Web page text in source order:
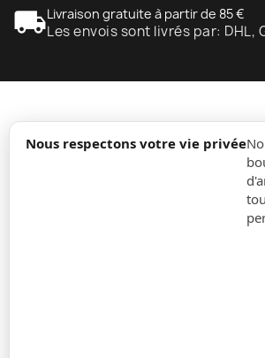
Nous respectons votre vie privée
local_shippingLivraison gratuite à partir de 85 €
Les envois sont livrés par: DHL,